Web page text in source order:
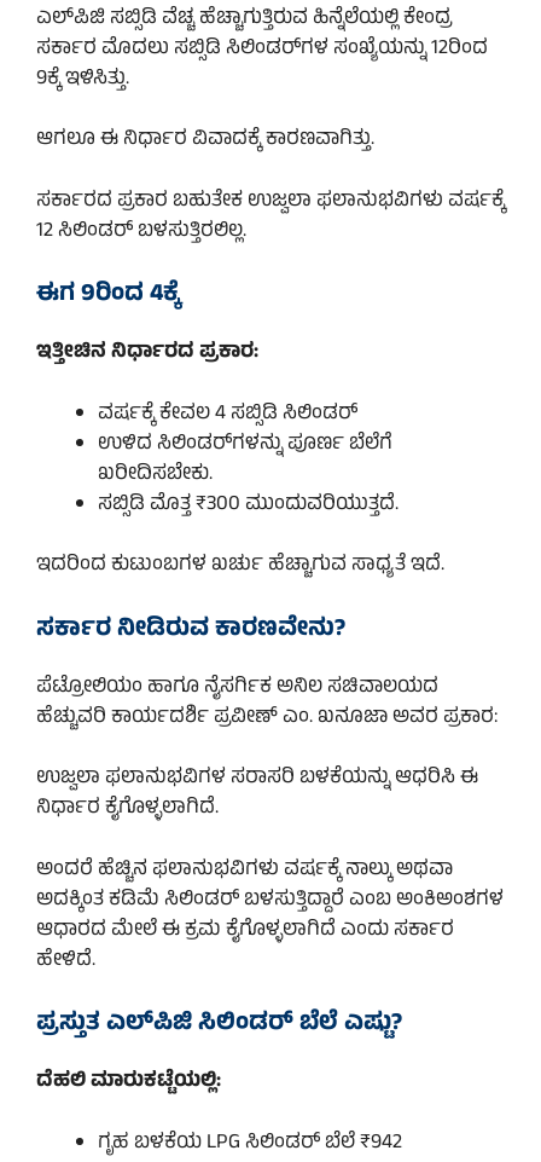
ಎಲ್‌ಪಿಜಿ ಸಬ್ಸಿಡಿ ವೆಚ್ಚ ಹೆಚ್ಚಾಗುತ್ತಿರುವ ಹಿನ್ನೆಲೆಯಲ್ಲಿ ಕೇಂದ್ರ
ಸರ್ಕಾರ ಮೊದಲು ಸಬ್ಸಿಡಿ ಸಿಲಿಂಡರ್‌ಗಳ ಸಂಖ್ಯೆಯನ್ನು 12ರಿಂದ
9ಕ್ಕೆ ಇಳಿಸಿತ್ತು.
ಆಗಲೂ ಈ ನಿರ್ಧಾರ ವಿವಾದಕ್ಕೆ ಕಾರಣವಾಗಿತ್ತು.
ಸರ್ಕಾರದ ಪ್ರಕಾರ ಬಹುತೇಕ ಉಜ್ವಲಾ ಫಲಾನುಭವಿಗಳು ವರ್ಷಕ್ಕೆ
12 ಸಿಲಿಂಡರ್ ಬಳಸುತ್ತಿರಲಿಲ್ಲ.
ಈಗ 9ರಿಂದ 4ಕ್ಕೆ
ಇತ್ತೀಚಿನ ನಿರ್ಧಾರದ ಪ್ರಕಾರ:
ವರ್ಷಕ್ಕೆ ಕೇವಲ 4 ಸಬ್ಸಿಡಿ ಸಿಲಿಂಡರ್
ಉಳಿದ ಸಿಲಿಂಡರ್‌ಗಳನ್ನು ಪೂರ್ಣ ಬೆಲೆಗೆ
ಖರೀದಿಸಬೇಕು.
ಸಬ್ಸಿಡಿ ಮೊತ್ತ ₹300 ಮುಂದುವರಿಯುತ್ತದೆ.
ಇದರಿಂದ ಕುಟುಂಬಗಳ ಖರ್ಚು ಹೆಚ್ಚಾಗುವ ಸಾಧ್ಯತೆ ಇದೆ.
ಸರ್ಕಾರ ನೀಡಿರುವ ಕಾರಣವೇನು?
ಪೆಟ್ರೋಲಿಯಂ ಹಾಗೂ ನೈಸರ್ಗಿಕ ಅನಿಲ ಸಚಿವಾಲಯದ
ಹೆಚ್ಚುವರಿ ಕಾರ್ಯದರ್ಶಿ ಪ್ರವೀಣ್ ಎಂ. ಖನೂಜಾ ಅವರ ಪ್ರಕಾರ:
ಉಜ್ವಲಾ ಫಲಾನುಭವಿಗಳ ಸರಾಸರಿ ಬಳಕೆಯನ್ನು ಆಧರಿಸಿ ಈ
ನಿರ್ಧಾರ ಕೈಗೊಳ್ಳಲಾಗಿದೆ.
ಅಂದರೆ ಹೆಚ್ಚಿನ ಫಲಾನುಭವಿಗಳು ವರ್ಷಕ್ಕೆ ನಾಲ್ಕು ಅಥವಾ
ಅದಕ್ಕಿಂತ ಕಡಿಮೆ ಸಿಲಿಂಡರ್ ಬಳಸುತ್ತಿದ್ದಾರೆ ಎಂಬ ಅಂಕಿಅಂಶಗಳ
ಆಧಾರದ ಮೇಲೆ ಈ ಕ್ರಮ ಕೈಗೊಳ್ಳಲಾಗಿದೆ ಎಂದು ಸರ್ಕಾರ
ಹೇಳಿದೆ.
ಪ್ರಸ್ತುತ ಎಲ್‌ಪಿಜಿ ಸಿಲಿಂಡರ್ ಬೆಲೆ ಎಷ್ಟು?
ದೆಹಲಿ ಮಾರುಕಟ್ಟೆಯಲ್ಲಿ:
ಗೃಹ ಬಳಕೆಯ LPG ಸಿಲಿಂಡರ್ ಬೆಲೆ ₹942